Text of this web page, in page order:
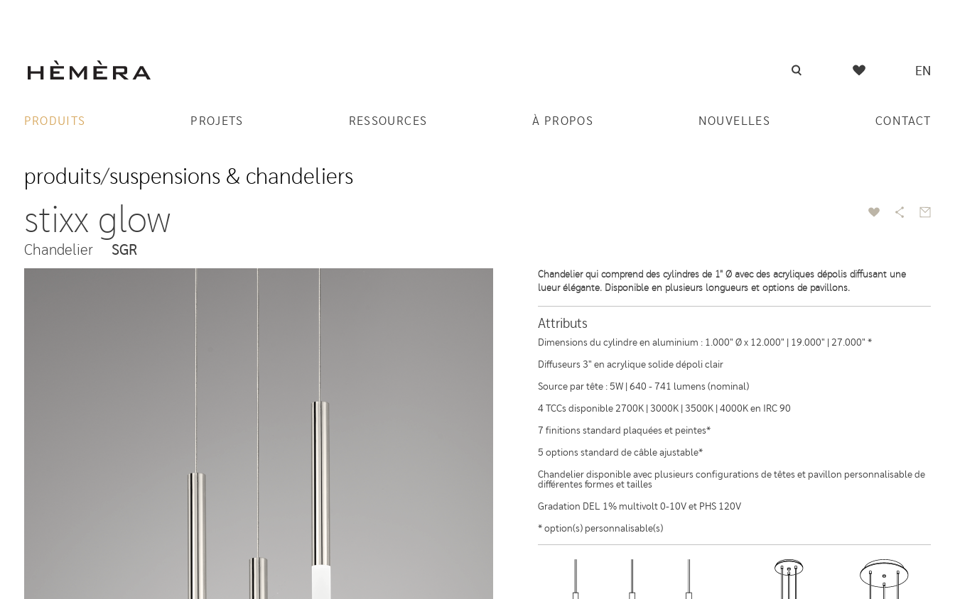
EN
PRODUITS PROJETS RESSOURCES À PROPOS NOUVELLES CONTACT
produits/suspensions & chandeliers
stixx glow
Chandelier SGR
Chandelier qui comprend des cylindres de 1" Ø avec des acryliques dépolis diffusant une
lueur élégante. Disponible en plusieurs longueurs et options de pavillons.
Attributs
Dimensions du cylindre en aluminium : 1.000" Ø x 12.000" | 19.000" | 27.000" *
Diffuseurs 3" en acrylique solide dépoli clair
Source par tête : 5W | 640 - 741 lumens (nominal)
4 TCCs disponible 2700K | 3000K | 3500K | 4000K en IRC 90
7 finitions standard plaquées et peintes*
5 options standard de câble ajustable*
Chandelier disponible avec plusieurs configurations de têtes et pavillon personnalisable de
différentes formes et tailles
Gradation DEL 1% multivolt 0-10V et PHS 120V
* option(s) personnalisable(s)